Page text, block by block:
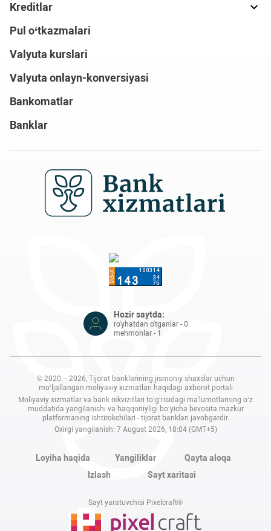
Kreditlar
Pul o‘tkazmalari
Valyuta kurslari
Valyuta onlayn-konversiyasi
Bankomatlar
Banklar
Hozir saytda:
ro'yhatdan o'tganlar - 0
mehmonlar - 1
© 2020 – 2026, Tijorat banklarining jismoniy shaxslar uchun
mo‘ljallangan moliyaviy xizmatlari haqidagi axborot portali
Moliyaviy xizmatlar va bank rekvizitlari to‘g‘risidagi ma'lumotlarning o‘z
muddatida yangilanishi va haqqoniyligi bo‘yicha bevosita mazkur
platformaning ishtirokchilari - tijorat banklari javobgardir.
Oxirgi yangilanish: 7 August 2026, 18:04 (GMT+5)
Loyiha haqida Yangiliklar
Qayta aloqa
Izlash
Sayt xaritasi
Sayt yaratuvchisi Pixelcraft®